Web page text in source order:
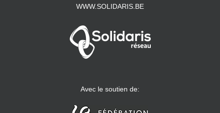
WWW.SOLIDARIS.BE
Avec le soutien de: